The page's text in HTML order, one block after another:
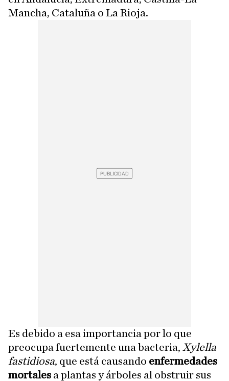
Mancha, Cataluña o La Rioja.
Es debido a esa importancia por lo que
preocupa fuertemente una bacteria, Xylella
fastidiosa, que está causando enfermedades
mortales a plantas y árboles al obstruir sus